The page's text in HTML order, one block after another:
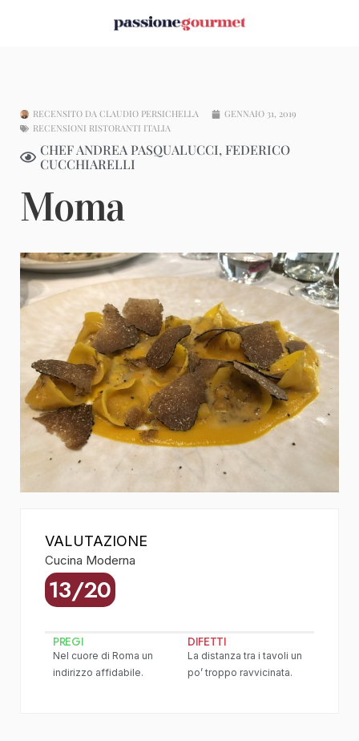
RECENSITO DA CLAUDIO PERSICHELLA
GENNAIO 31, 2019
RECENSIONI RISTORANTI ITALIA
CHEF ANDREA PASQUALUCCI, FEDERICO
CUCCHIARELLI
Moma
VALUTAZIONE
Cucina Moderna
13/20
PREGI
Nel cuore di Roma un
indirizzo affidabile.
DIFETTI
La distanza tra i tavoli un
po’ troppo ravvicinata.